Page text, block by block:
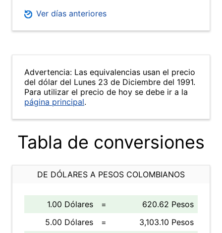
Ver días anteriores
Advertencia: Las equivalencias usan el precio
del dólar del Lunes 23 de Diciembre del 1991.
Para utilizar el precio de hoy se debe ir a la
página principal.
Tabla de conversiones
DE DÓLARES A PESOS COLOMBIANOS
1.00 Dólares =
620.62 Pesos
5.00 Dólares
=
3,103.10 Pesos